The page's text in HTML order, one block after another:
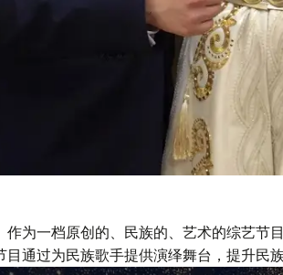
作为一档原创的、民族的、艺术的综艺
目通过为民族歌手提供演绎舞台，提升民